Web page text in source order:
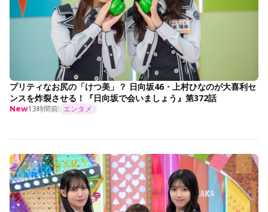
プリティなお尻の「けつ美」？ 日向坂46・上村ひなのが大喜利セ
ンスを炸裂させる！『日向坂で会いましょう』第372話
New13時間前 エンタメ